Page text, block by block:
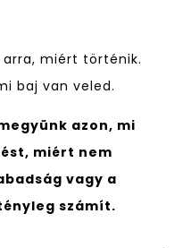
miért történik.
baj van veled.
azon, mi
miért nem
vagy a
számít.